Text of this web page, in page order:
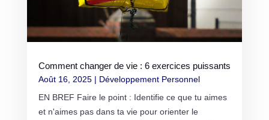
Comment changer de vie : 6 exercices puissants
Août 16, 2025| Développement Personnel
EN BREF Faire le point : Identifie ce que tu aimes
et n'aimes pas dans ta vie pour orienter le